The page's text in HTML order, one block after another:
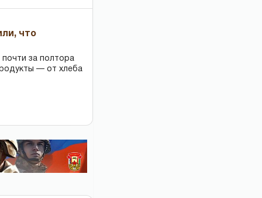
что
почти за полтора
— от хлеба